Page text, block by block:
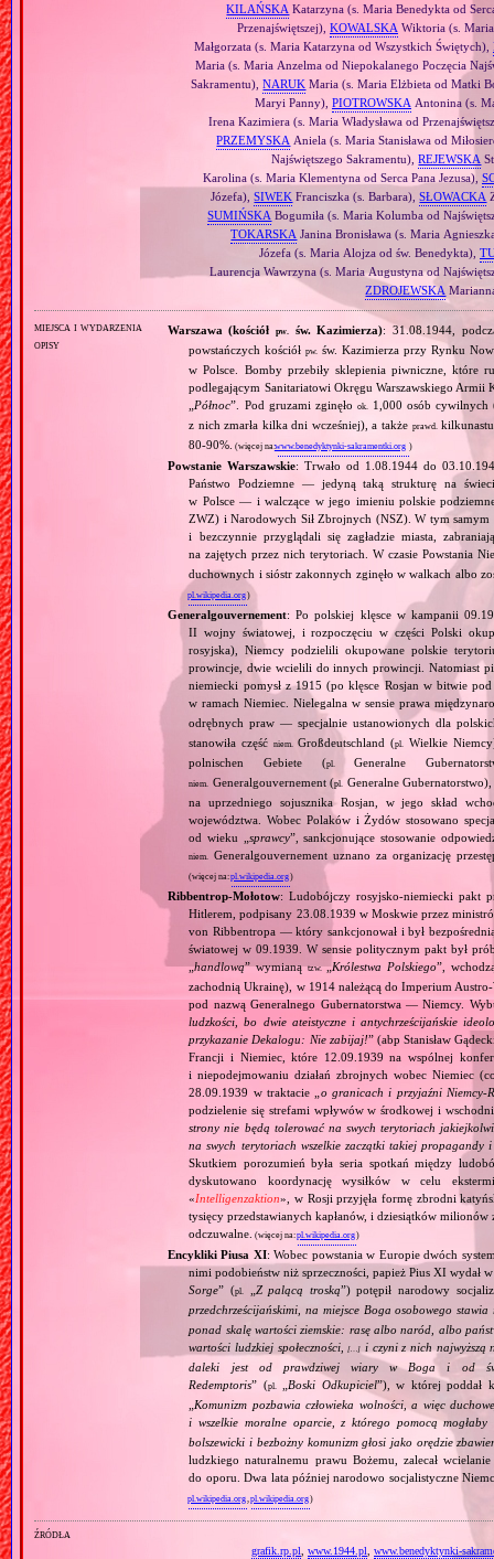
KILAŃSKA Katarzyna (s. Maria Benedykta od
Przenajświętszej), KOWALSKA Wiktoria (s.
Małgorzata (s. Maria Katarzyna od Wszystkich Świętych),
Maria (s. Maria Anzelma od Niepokalanego Poczęcia
Sakramentu),NARUK Maria (s. Maria Elżbieta od Matki
Maryi Panny), PIOTROWSKA Antonina (s.
Irena Kazimiera (s. Maria Władysława od
PRZEMYSKA Aniela (s. Maria Stanisława od
Najświętszego Sakramentu),REJEWSKA
Karolina (s. Maria Klementyna od Serca Pana Jezusa),
Józefa),SIWEK Franciszka (s. Barbara),SŁOWACKA
SUMIŃSKA Bogumiła (s. Maria Kolumba od
TOKARSKA Janina Bronisława (s. Maria
Józefa (s. Maria Alojza od św. Benedykta),
Laurencja Wawrzyna (s. Maria Augustyna od
ZDROJEWSKA
miejsca i wydarzenia
opisy
Warszawa (kościół pw. św. Kazimierza): 31.08.1944,
powstańczych kościółpw. św. Kazimierza przy Rynku
w Polsce. Bomby przebiły sklepienia piwniczne, które
podlegającym Sanitariatowi Okręgu Warszawskiego Armii
Północ”. Pod gruzami zginęło ok. 1,000 osób cywilnych
z nich zmarła kilka dni wcześniej), a także prawd.
80‐90%. (więcej na:www.benedyktynki-sakramentki.org )
Powstanie Warszawskie: Trwało od 1.08.1944 do
Państwo Podziemne — jedyną taką strukturę na
w Polsce — i walczące w jego imieniu polskie
ZWZ) i Narodowych Sił Zbrojnych (NSZ). W tym samym
i bezczynnie przyglądali się zagładzie miasta,
na zajętych przez nich terytoriach. W czasie Powstania
duchownych i sióstr zakonnych zginęło w walkach albo
pl.wikipedia.org)
Generalgouvernement: Po polskiej klęsce w kampanii
II wojny światowej, i rozpoczęciu w części Polski
rosyjska), Niemcy podzielili okupowane polskie
prowincje, dwie wcielili do innych prowincji. Natomiast
niemiecki pomysł z 1915 (po klęsce Rosjan w bitwie
w ramach Niemiec. Nielegalna w sensie prawa
odrębnych praw — specjalnie ustanowionych dla
stanowiła część niem. Großdeutschland (pl. Wielkie
polnischen Gebiete (pl. Generalne
niem. Generalgouvernement (pl. Generalne
na uprzedniego sojusznika Rosjan, w jego skład
województwa. Wobec Polaków i Żydów stosowano
od wieku „ sprawcy”, sankcjonujące stosowanie
niem. Generalgouvernement uznano za organizację
(więcej na:pl.wikipedia.org)
Ribbentrop‐Mołotow: Ludobójczy rosyjsko‐niemiecki pakt
Hitlerem, podpisany 23.08.1939 w Moskwie przez
von Ribbentropa — który sankcjonował i był
światowej w 09.1939. W sensie politycznym pakt był
„handlową” wymianątzw.„Królestwa Polskiego”,
zachodnią Ukrainę), w 1914 należącą do Imperium
pod nazwą Generalnego Gubernatorstwa — Niemcy.
ludzkości, bo dwie ateistyczne i antychrześcijańskie
przykazanie Dekalogu: Nie zabijaj!” (abp Stanisław
Francji i Niemiec, które 12.09.1939 na wspólnej
i niepodejmowaniu działań zbrojnych wobec Niemiec
28.09.1939 w traktacie „ o granicach i przyjaźni
podzielenie się strefami wpływów w środkowej i
strony nie będą tolerować na swych terytoriach
na swych terytoriach wszelkie zaczątki takiej
Skutkiem porozumień była seria spotkań między
dyskutowano koordynację wysiłków w celu
«Intelligenzaktion», w Rosji przyjęła formę zbrodni
tysięcy przedstawianych kapłanów, i dziesiątków
odczuwalne. (więcej na:pl.wikipedia.org)
Encykliki Piusa XI: Wobec powstania w Europie dwóch
nimi podobieństw niż sprzeczności, papież Pius XI
Sorge” (pl. Z palącą troską”) potępił narodowy
przedchrześcijańskimi, na miejsce Boga osobowego
ponad skalę wartości ziemskie: rasę albo naród, albo
wartości ludzkiej społeczności,[…] i czyni z nich najwyższą
daleki jest od prawdziwej wiary w Boga i od
Redemptoris” (pl. Boski Odkupiciel”), w której poddał
Komunizm pozbawia człowieka wolności, a więc
i wszelkie moralne oparcie, z którego pomocą
bolszewicki i bezbożny komunizm głosi jako orędzie
ludzkiego naturalnemu prawu Bożemu, zalecał
do oporu. Dwa lata później narodowo socjalistyczne
pl.wikipedia.org,pl.wikipedia.org)
źródła
grafik.rp.pl www.1944.pl www.benedyktynki-